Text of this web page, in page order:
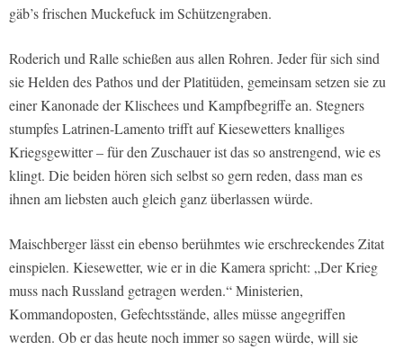
gäb’s frischen Muckefuck im Schützengraben.
Roderich und Ralle schießen aus allen Rohren. Jeder für sich sind
sie Helden des Pathos und der Platitüden, gemeinsam setzen sie zu
einer Kanonade der Klischees und Kampfbegriffe an. Stegners
stumpfes Latrinen-Lamento trifft auf Kiesewetters knalliges
Kriegsgewitter – für den Zuschauer ist das so anstrengend, wie es
klingt. Die beiden hören sich selbst so gern reden, dass man es
ihnen am liebsten auch gleich ganz überlassen würde.
Maischberger lässt ein ebenso berühmtes wie erschreckendes Zitat
einspielen. Kiesewetter, wie er in die Kamera spricht: „Der Krieg
muss nach Russland getragen werden.“ Ministerien,
Kommandoposten, Gefechtsstände, alles müsse angegriffen
werden. Ob er das heute noch immer so sagen würde, will sie